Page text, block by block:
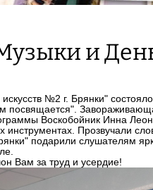
и
№2 г. Брянки"
Воскобойник Инна
Прозвучали
подарили слушателям
Вам за труд и усердие!